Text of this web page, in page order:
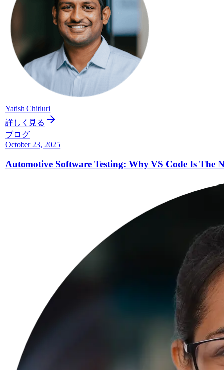
Yatish Chitluri
詳しく見る
ブログ
October 23, 2025
Automotive Software Testing: Why VS Code Is The